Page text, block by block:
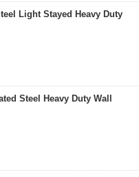
Light Stayed Heavy Duty
Steel Heavy Duty Wall